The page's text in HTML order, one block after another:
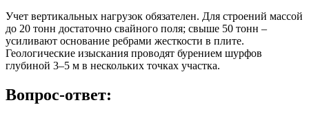
Учет вертикальных нагрузок обязателен. Для строений массой
до 20 тонн достаточно свайного поля; свыше 50 тонн –
усиливают основание ребрами жесткости в плите.
Геологические изыскания проводят бурением шурфов
глубиной 3–5 м в нескольких точках участка.
Вопрос-ответ: